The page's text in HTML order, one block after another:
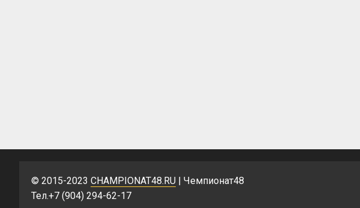
© 2015-2023 CHAMPIONAT48.RU | Чемпионат48
Тел.+7 (904) 294-62-17